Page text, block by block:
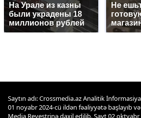
На Урале из казны
были украдены 18
миллионов рублей
Не
Saytın adı: Crossmedia.az Analitik
01 noyabr 2024-cü ildən fəaliyyətə başlayıb
Media Reyestrinə daxil edilib. Sayt 02